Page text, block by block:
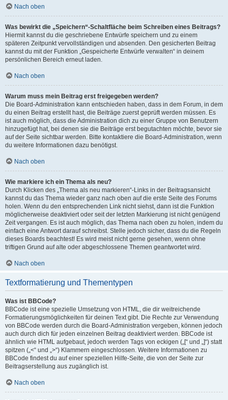
Nach oben
Was bewirkt die „Speichern“-Schaltfläche beim Schreiben eines Beitrags?
Hiermit kannst du die geschriebene Entwürfe speichern und zu einem
späteren Zeitpunkt vervollständigen und absenden. Den gesicherten Beitrag
kannst du mit der Funktion „Gespeicherte Entwürfe verwalten“ in deinem
persönlichen Bereich erneut laden.
Nach oben
Warum muss mein Beitrag erst freigegeben werden?
Die Board-Administration kann entschieden haben, dass in dem Forum, in dem
du einen Beitrag erstellt hast, die Beiträge zuerst geprüft werden müssen. Es
ist auch möglich, dass die Administration dich zu einer Gruppe von Benutzern
hinzugefügt hat, bei denen sie die Beiträge erst begutachten möchte, bevor sie
auf der Seite sichtbar werden. Bitte kontaktiere die Board-Administration, wenn
du weitere Informationen dazu benötigst.
Nach oben
Wie markiere ich ein Thema als neu?
Durch Klicken des „Thema als neu markieren“-Links in der Beitragsansicht
kannst du das Thema wieder ganz nach oben auf die erste Seite des Forums
holen. Wenn du den entsprechenden Link nicht siehst, dann ist die Funktion
möglicherweise deaktiviert oder seit der letzten Markierung ist nicht genügend
Zeit vergangen. Es ist auch möglich, das Thema nach oben zu holen, indem du
einfach eine Antwort darauf schreibst. Stelle jedoch sicher, dass du die Regeln
dieses Boards beachtest! Es wird meist nicht gerne gesehen, wenn ohne
triftigen Grund auf alte oder abgeschlossene Themen geantwortet wird.
Nach oben
Textformatierung und Thementypen
Was ist BBCode?
BBCode ist eine spezielle Umsetzung von HTML, die dir weitreichende
Formatierungsmöglichkeiten für deinen Text gibt. Die Rechte zur Verwendung
von BBCode werden durch die Board-Administration vergeben, können jedoch
auch durch dich für jeden einzelnen Beitrag deaktiviert werden. BBCode ist
ähnlich wie HTML aufgebaut, jedoch werden Tags von eckigen („[“ und „]“) statt
spitzen („<“ und „>“) Klammern eingeschlossen. Weitere Informationen zu
BBCode findest du auf einer speziellen Hilfe-Seite, die von der Seite zur
Beitragserstellung aus zugänglich ist.
Nach oben